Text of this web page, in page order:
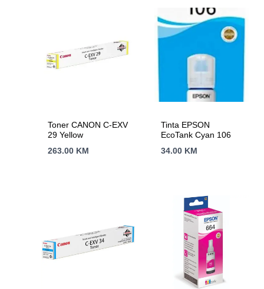
Toner CANON C-EXV
29 Yellow
263.00 KM
Tinta EPSON
EcoTank Cyan 106
34.00 KM